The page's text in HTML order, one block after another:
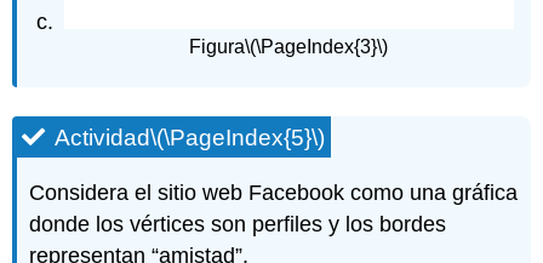
Figura\(\PageIndex{3}\)
Actividad\(\PageIndex{5}\)
Considera el sitio web Facebook como una gráfica
donde los vértices son perfiles y los bordes
representan “amistad”.